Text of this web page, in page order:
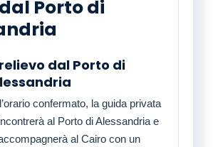
Porto di
dal Porto di
confermato, la guida privata
al Porto di Alessandria e
al Cairo con un